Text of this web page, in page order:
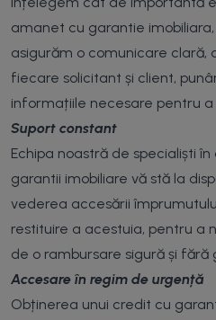
amanet cu garantie
asigurăm o comunicare clară,
fiecare solicitant și client,
informațiile necesare pentru
Suport constant
Echipa noastră de specialiști
garantii imobiliare vă stă la
vederea accesării
restituire a acestuia, pentru a
de o rambursare sigură și fără
Accesare în regim de urgență
Obținerea unui credit cu